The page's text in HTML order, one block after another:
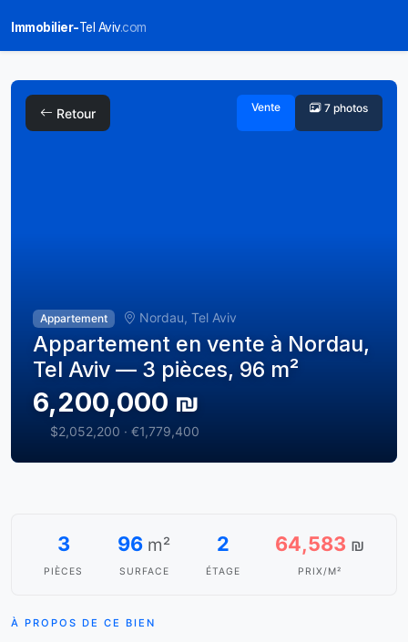
Immobilier-Tel Aviv.com
Retour Vente 7 photos
Appartement Nordau, Tel Aviv
Appartement en vente à Nordau,
Tel Aviv — 3 pièces, 96 m²
6,200,000 ₪
$2,052,200 · €1,779,400
3
PIÈCES
96 m²
SURFACE
2
ÉTAGE
64,583 ₪
PRIX/M²
À PROPOS DE CE BIEN